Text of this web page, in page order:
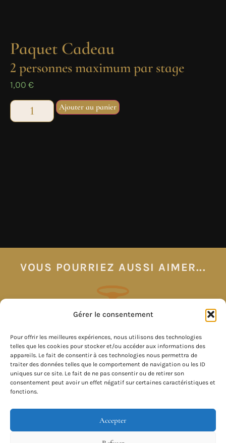
Gérer le consentement
Pour offrir les meilleures expériences, nous utilisons des technologies
telles que les cookies pour stocker et/ou accéder aux informations des
appareils. Le fait de consentir à ces technologies nous permettra de
traiter des données telles que le comportement de navigation ou les ID
uniques sur ce site. Le fait de ne pas consentir ou de retirer son
consentement peut avoir un effet négatif sur certaines caractéristiques et
fonctions.
Accepter
Paquet Cadeau
2 personnes maximum par stage
1,00 €
Ajouter au panier
VOUS POURRIEZ AUSSI AIMER...